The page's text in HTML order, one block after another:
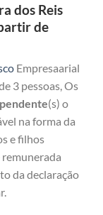
dos Reis
de
Empresaarial
3 pessoas, Os
(s) o
na forma da
e filhos
da declaração